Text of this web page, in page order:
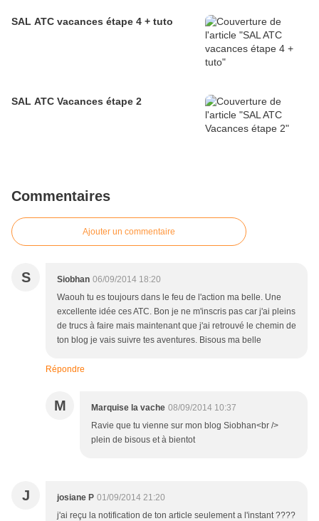
SAL ATC vacances étape 4 + tuto
SAL ATC Vacances étape 2
Commentaires
Ajouter un commentaire
S Siobhan 06/09/2014 18:20
Waouh tu es toujours dans le feu de l'action ma belle. Une
excellente idée ces ATC. Bon je ne m'inscris pas car j'ai pleins
de trucs à faire mais maintenant que j'ai retrouvé le chemin de
ton blog je vais suivre tes aventures. Bisous ma belle
Répondre
M Marquise la vache 08/09/2014 10:37
Ravie que tu vienne sur mon blog Siobhan<br />
plein de bisous et à bientot
J josiane P 01/09/2014 21:20
j'ai reçu la notification de ton article seulement a l'instant ????